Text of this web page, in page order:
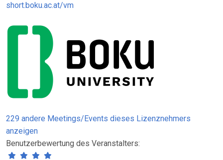
short.boku.ac.at/vm
229 andere Meetings/Events dieses Lizenznehmers
anzeigen
Benutzerbewertung des Veranstalters: